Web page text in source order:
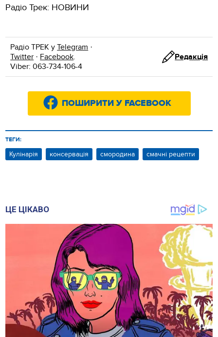
Радіо Трек: НОВИНИ
Радіо ТРЕК уTelegram ·
Twitter · Facebook.
Viber: 063-734-106-4
Редакція
ПОШИРИТИ У FACEBOOK
ТЕГИ:
Кулінарія консервація смородина смачні рецепти
ЦЕ ЦІКАВО